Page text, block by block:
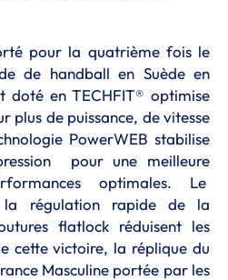
pour la quatrième fois le
de handball en Suède en
doté en TECHFIT® optimise
plus de puissance, de vitesse
PowerWEB stabilise
pour une meilleure
optimales. Le
la régulation rapide de la
flatlock réduisent les
cette victoire, la réplique du
Masculine portée par les